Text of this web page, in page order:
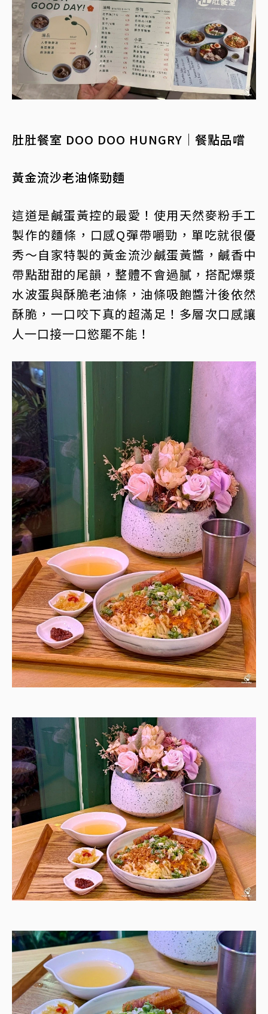
肚肚餐室 DOO DOO HUNGRY｜餐點品嚐
黃金流沙老油條勁麵
這道是鹹蛋黃控的最愛！使用天然麥粉手工
製作的麵條，口感Q彈帶嚼勁，單吃就很優
秀～自家特製的黃金流沙鹹蛋黃醬，鹹香中
帶點甜甜的尾韻，整體不會過膩，搭配爆漿
水波蛋與酥脆老油條，油條吸飽醬汁後依然
酥脆，一口咬下真的超滿足！多層次口感讓
人一口接一口慾罷不能！